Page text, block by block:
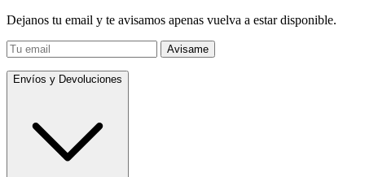
Dejanos tu email y te avisamos apenas vuelva a estar disponible.
Avisame
Envíos y Devoluciones